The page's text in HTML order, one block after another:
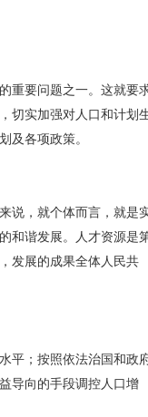
重要问题之一。这就要
切实加强对人口和计划
及各项政策。
说，就个体而言，就是
和谐发展。人才资源是
发展的成果全体人民共
平；按照依法治国和政
导向的手段调控人口增